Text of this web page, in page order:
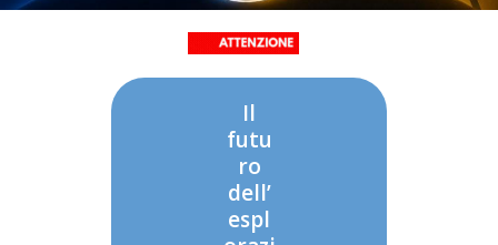
Il
futu
ro
dell’
espl